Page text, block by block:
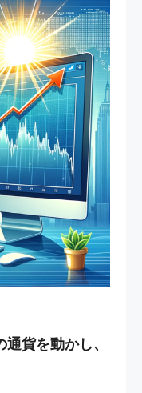
貨を動かし、